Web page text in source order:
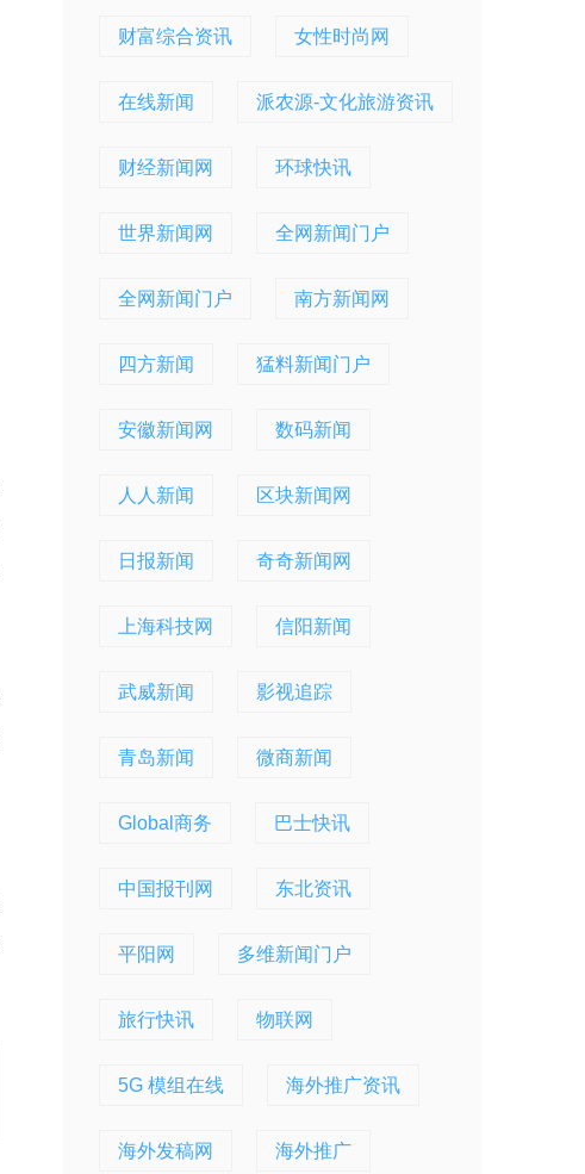
财富综合资讯 女性时尚网
在线新闻 派农源-文化旅游资讯
财经新闻网 环球快讯
世界新闻网 全网新闻门户
全网新闻门户 南方新闻网
四方新闻 猛料新闻门户
安徽新闻网 数码新闻
人人新闻 区块新闻网
日报新闻 奇奇新闻网
上海科技网 信阳新闻
武威新闻 影视追踪
青岛新闻 微商新闻
Global商务 巴士快讯
中国报刊网 东北资讯
平阳网 多维新闻门户
旅行快讯 物联网
5G 模组在线 海外推广资讯
海外发稿网 海外推广